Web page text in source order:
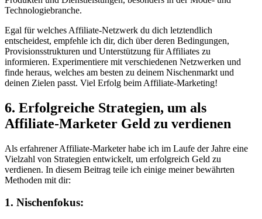
Technologiebranche.
Egal für welches Affiliate-Netzwerk du dich letztendlich
entscheidest, empfehle ich dir, dich über deren Bedingungen,
Provisionsstrukturen und Unterstützung für Affiliates zu
informieren. Experimentiere mit verschiedenen Netzwerken und
finde heraus, welches am besten zu deinem Nischenmarkt und
deinen Zielen passt. Viel Erfolg beim Affiliate-Marketing!
6. Erfolgreiche Strategien, um als
Affiliate-Marketer Geld zu verdienen
Als erfahrener Affiliate-Marketer habe ich im Laufe der Jahre eine
Vielzahl von Strategien entwickelt, um erfolgreich Geld zu
verdienen. In diesem Beitrag teile ich einige meiner bewährten
Methoden mit dir:
1. Nischenfokus: